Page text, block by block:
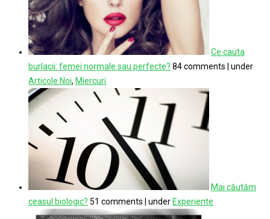
Ce cauta
burlacii: femei normale sau perfecte? 84 comments
under
Articole Noi, Miercuri
Mai căutăm
ceasul biologic? 51 comments under Experiente